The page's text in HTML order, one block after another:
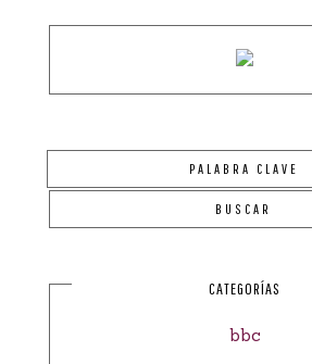
CATEGORÍAS
bbc